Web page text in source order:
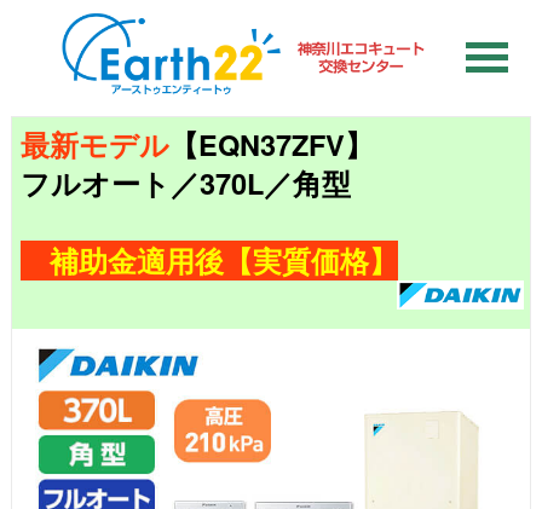
最新モデル 【EQN37ZFV】
フルオート／370L／角型
補助金適用後【実質価格】